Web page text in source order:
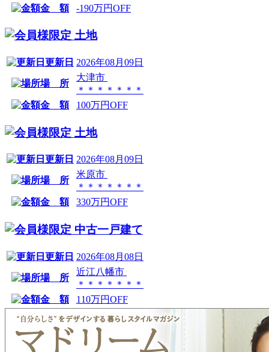
金 額
-190万円OFF
土地
更新日 2026年08月09日
場 所
大津市
＊＊＊＊＊＊＊
金 額
100万円OFF
土地
更新日 2026年08月09日
場 所
米原市
＊＊＊＊＊＊＊
金 額
330万円OFF
中古一戸建て
更新日 2026年08月08日
場 所
近江八幡市
＊＊＊＊＊＊＊
金 額
110万円OFF